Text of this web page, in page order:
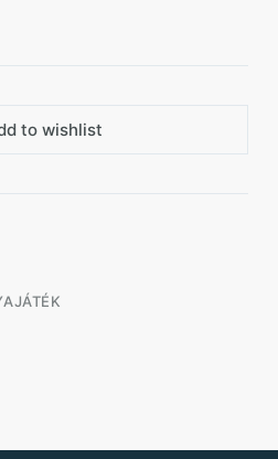
to wishlist